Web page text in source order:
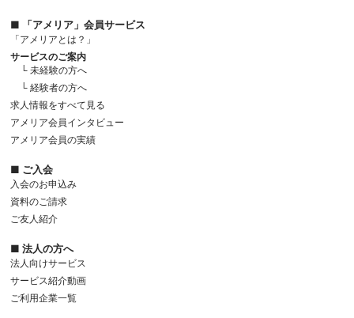
■ 「アメリア」会員サービス
「アメリアとは？」
サービスのご案内
└ 未経験の方へ
└ 経験者の方へ
求人情報をすべて見る
アメリア会員インタビュー
アメリア会員の実績
■ ご入会
入会のお申込み
資料のご請求
ご友人紹介
■ 法人の方へ
法人向けサービス
サービス紹介動画
ご利用企業一覧